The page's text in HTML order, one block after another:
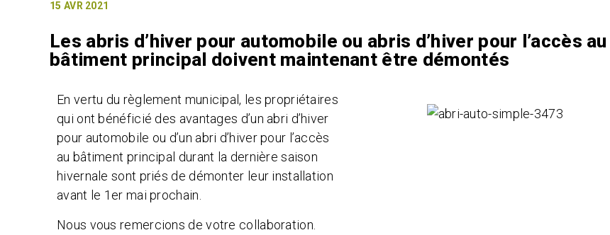
15 AVR 2021
Les abris d’hiver pour automobile ou abris d’hiver pour l’accès au
bâtiment principal doivent maintenant être démontés
En vertu du règlement municipal, les propriétaires
qui ont bénéficié des avantages d’un abri d’hiver
pour automobile ou d’un abri d’hiver pour l’accès
au bâtiment principal durant la dernière saison
hivernale sont priés de démonter leur installation
avant le 1er mai prochain.
Nous vous remercions de votre collaboration.